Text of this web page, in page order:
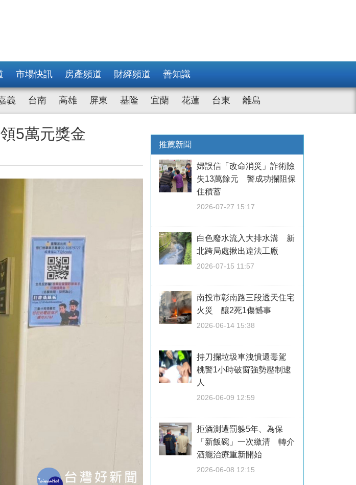
市場快訊 房產頻道 財經頻道 善知識
義 台南 高雄 屏東 基隆 宜蘭 花蓮 台東 離島
5萬元獎金
推薦新聞
婦誤信「改命消災」詐術險
失13萬餘元 警成功攔阻保
住積蓄
2026-07-27 15:17
白色廢水流入大排水溝 新
北跨局處揪出違法工廠
2026-07-15 11:57
南投市彰南路三段透天住宅
火災 釀2死1傷憾事
2026-06-14 15:38
持刀攔垃圾車洩憤還毒駕
桃警1小時破窗強勢壓制逮
人
2026-06-09 12:59
拒酒測遭罰躲5年、為保
「新飯碗」一次繳清 轉介
酒癮治療重新開始
2026-06-08 12:15